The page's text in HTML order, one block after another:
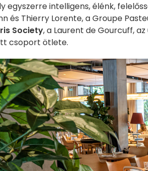
egyszerre intelligens, élénk,
és Thierry Lorente, a Groupe
Society, a Laurent de Gourcuff,
csoport ötlete.